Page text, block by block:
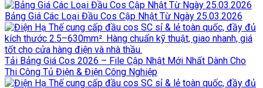
Bảng Giá Các Loại Đầu Cos Cập Nhật Từ Ngày 25.03.2026
Tải Bảng Giá Cos 2026 – File Cập Nhật Mới Nhất Dành Cho
Thi Công Tủ Điện & Điện Công Nghiệp